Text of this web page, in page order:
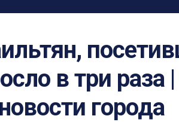
в три раза |
города